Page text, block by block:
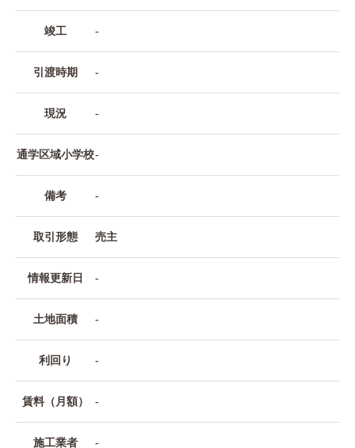
竣工 -
引渡時期 -
現況 -
通学区域小学校-
備考 -
取引形態 売主
情報更新日 -
土地面積 -
利回り -
賃料（月額） -
施工業者 -